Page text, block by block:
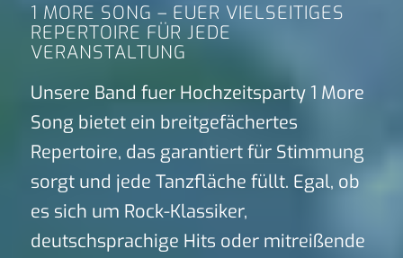
1 MORE SONG – EUER VIELSEITIGES
REPERTOIRE FÜR JEDE
VERANSTALTUNG
Unsere Band fuer Hochzeitsparty 1 More
Song bietet ein breitgefächertes
Repertoire, das garantiert für Stimmung
sorgt und jede Tanzfläche füllt. Egal, ob
es sich um Rock-Klassiker,
deutschsprachige Hits oder mitreißende